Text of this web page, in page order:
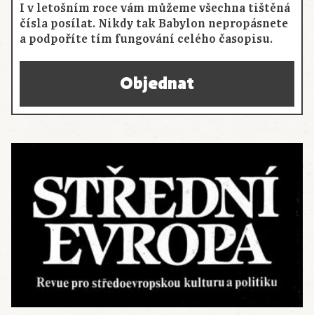
I v letošním roce vám můžeme všechna tištěná
čísla posílat. Nikdy tak Babylon nepropásnete
a podpoříte tím fungování celého časopisu.
Objednat